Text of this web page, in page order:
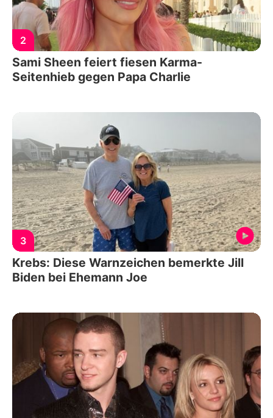
2
Sami Sheen feiert fiesen Karma-
Seitenhieb gegen Papa Charlie
3
Krebs: Diese Warnzeichen bemerkte Jill
Biden bei Ehemann Joe